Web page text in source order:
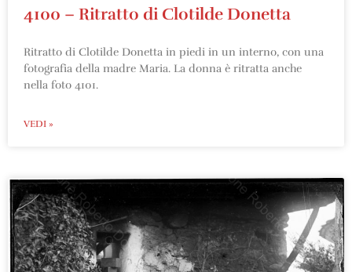
4100 – Ritratto di Clotilde Donetta
Ritratto di Clotilde Donetta in piedi in un interno, con una
fotografia della madre Maria. La donna è ritratta anche
nella foto 4101.
VEDI »